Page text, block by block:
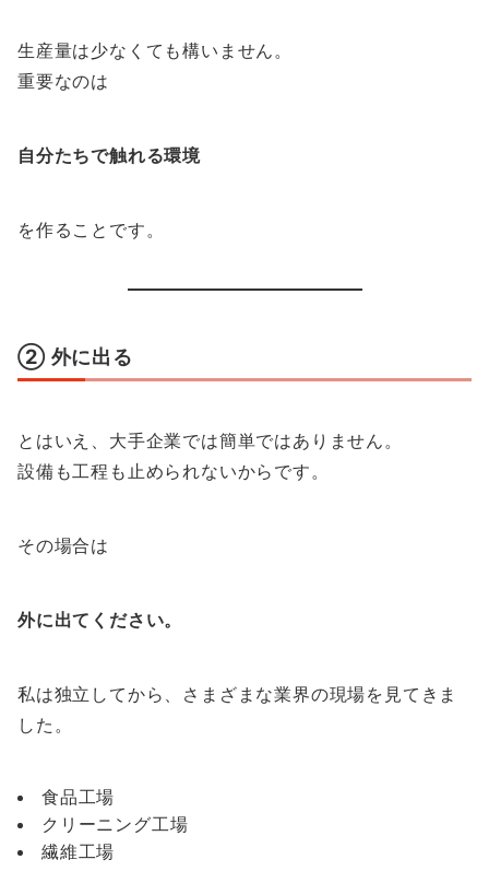
生産量は少なくても構いません。
重要なのは
自分たちで触れる環境
を作ることです。
② 外に出る
とはいえ、大手企業では簡単ではありません。
設備も工程も止められないからです。
その場合は
外に出てください。
私は独立してから、さまざまな業界の現場を見てきま
した。
食品工場
クリーニング工場
繊維工場